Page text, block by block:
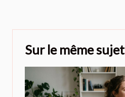
Sur le même sujet